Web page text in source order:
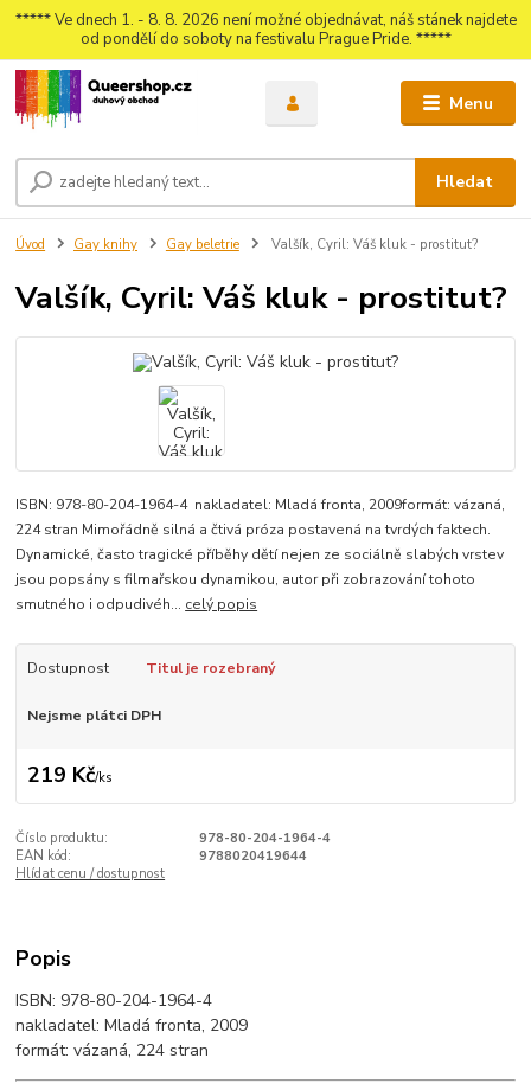
***** Ve dnech 1. - 8. 8. 2026 není možné objednávat, náš stánek najdete
od pondělí do soboty na festivalu Prague Pride. *****
Menu
Hledat
Úvod Gay knihy Gay beletrie Valšík, Cyril: Váš kluk - prostitut?
Valšík, Cyril: Váš kluk - prostitut?
ISBN: 978-80-204-1964-4 nakladatel: Mladá fronta, 2009formát: vázaná,
224 stran Mimořádně silná a čtivá próza postavená na tvrdých faktech.
Dynamické, často tragické příběhy dětí nejen ze sociálně slabých vrstev
jsou popsány s filmařskou dynamikou, autor při zobrazování tohoto
smutného i odpudivéh... celý popis
Dostupnost Titul je rozebraný
Nejsme plátci DPH
219 Kč/ks
Číslo produktu:
978-80-204-1964-4
EAN kód:
9788020419644
Hlídat cenu / dostupnost
Popis
ISBN: 978-80-204-1964-4
nakladatel: Mladá fronta, 2009
formát: vázaná, 224 stran